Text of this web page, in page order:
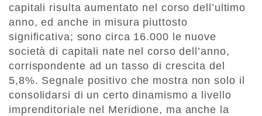
capitali risulta aumentato nel corso dell’ultimo
anno, ed anche in misura piuttosto
significativa; sono circa 16.000 le nuove
società di capitali nate nel corso dell’anno,
corrispondente ad un tasso di crescita del
5,8%. Segnale positivo che mostra non solo il
consolidarsi di un certo dinamismo a livello
imprenditoriale nel Meridione, ma anche la